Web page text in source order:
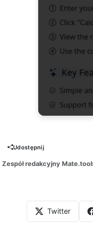
Udostępnij
Zespół redakcyjny
Twitter